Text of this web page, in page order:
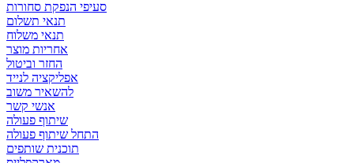
סעיפי הנפקת סחורות
תנאי תשלום
תנאי משלוח
אחריות מוצר
החזר וביטול
אפליקציה לנייד
להשאיר משוב
אנשי קשר
שיתוף פעולה
התחל שיתוף פעולה
תוכנית שותפים